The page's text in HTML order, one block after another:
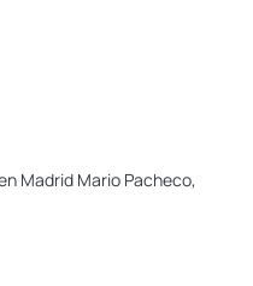
Madrid Mario Pacheco,